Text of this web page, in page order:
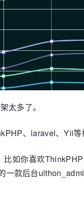
太多了。
、laravel、Yii等
如你喜欢
款后台